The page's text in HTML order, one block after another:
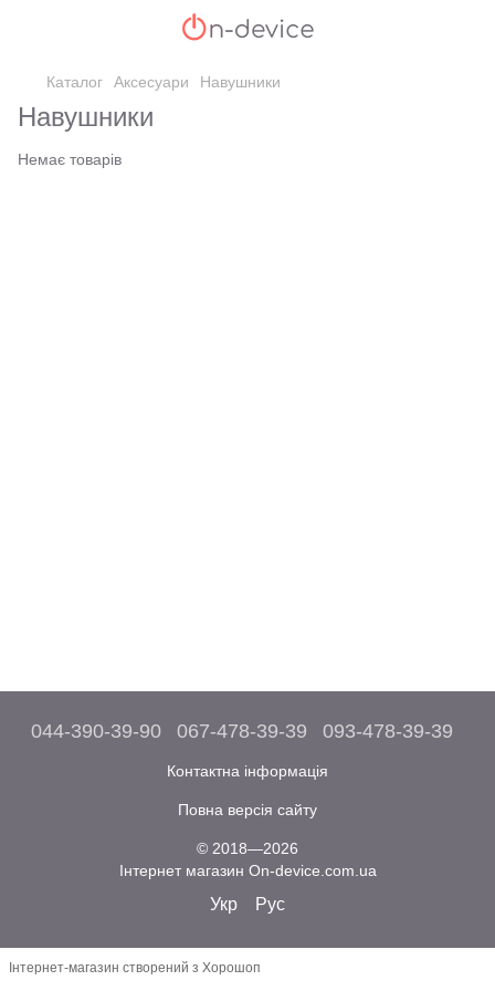
Каталог Аксесуари Навушники
Навушники
Немає товарів
044-390-39-90 067-478-39-39 093-478-39-39
Контактна інформація
Повна версія сайту
© 2018—2026
Інтернет магазин On-device.com.ua
Укр Рус
Інтернет-магазин створений з Хорошоп